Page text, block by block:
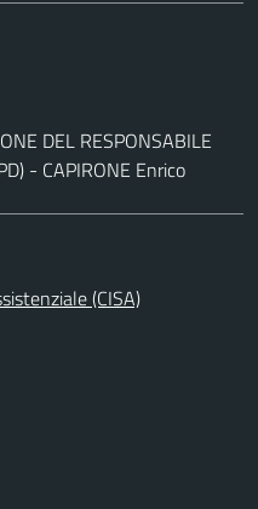
DEL RESPONSABILE
- CAPIRONE Enrico
(CISA)